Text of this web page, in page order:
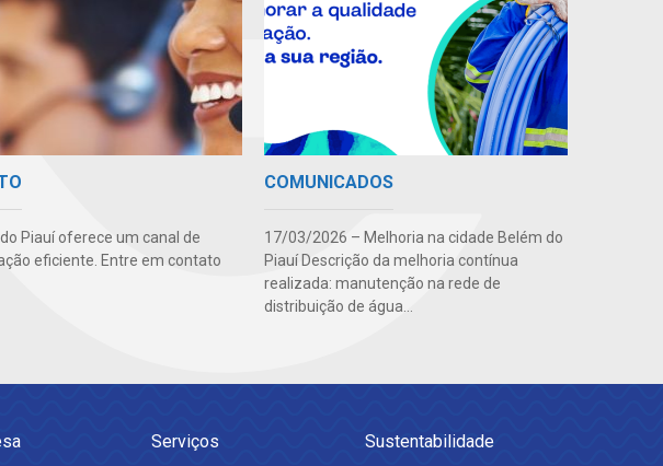
Piauí oferece um canal de
eficiente. Entre em contato
COMUNICADOS
17/03/2026 – Melhoria na cidade Belém do
Piauí Descrição da melhoria contínua
realizada: manutenção na rede de
distribuição de água...
Serviços Sustentabilidade